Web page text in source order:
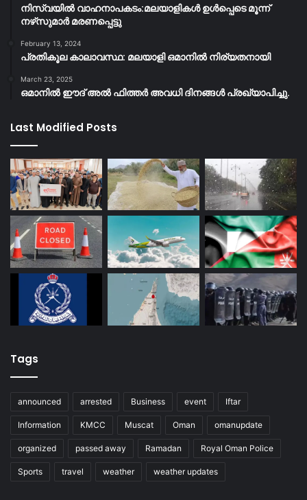
നിസ്‌വയിൽ വാഹനാപകടം:മലയാളികള്‍ ഉള്‍പ്പെടെ മൂന്ന്
നഴ്‌സുമാര്‍ മരണപ്പെട്ടു
February 13, 2024
പ്രതികൂല കാലാവസ്ഥ: മലയാളി ഒമാനിൽ നിര്യതനായി
March 23, 2025
ഒമാനിൽ ഈദ് അൽ ഫിത്തർ അവധി ദിനങ്ങൾ പ്രഖ്യാപിച്ചു.
Last Modified Posts
Tags
announced arrested Business event Iftar
Information KMCC Muscat Oman omanupdate
organized passed away Ramadan Royal Oman Police
Sports travel weather weather updates